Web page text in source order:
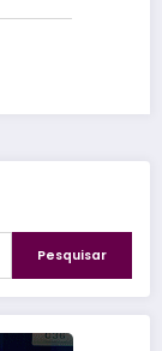
Pesquisar